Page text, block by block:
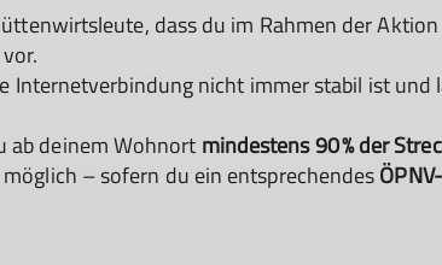
dass du im Rahmen der
Internetverbindung nicht immer stabil ist
ab deinem Wohnort mindestens 90 % der
– sofern du ein entsprechendes